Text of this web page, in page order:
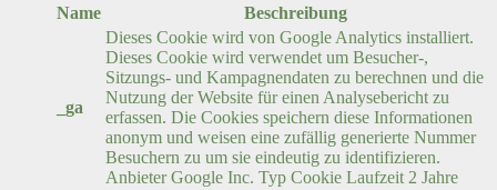
Name
Beschreibung
_ga
Dieses Cookie wird von Google Analytics installiert.
Dieses Cookie wird verwendet um Besucher-,
Sitzungs- und Kampagnendaten zu berechnen und die
Nutzung der Website für einen Analysebericht zu
erfassen. Die Cookies speichern diese Informationen
anonym und weisen eine zufällig generierte Nummer
Besuchern zu um sie eindeutig zu identifizieren.
Anbieter Google Inc. Typ Cookie Laufzeit 2 Jahre